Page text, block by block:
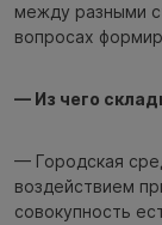
между разными
вопросах
— Из чего
— Городская
воздействием
совокупность